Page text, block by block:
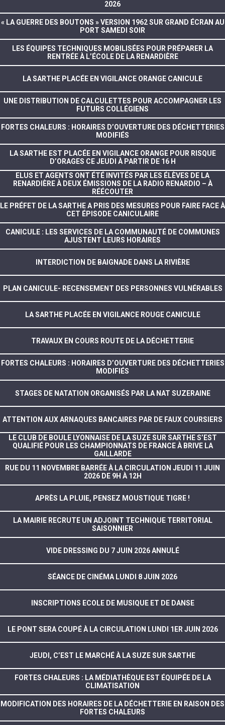
2026
« LA GUERRE DES BOUTONS » VERSION 1962 SUR GRAND ÉCRAN AU
PORT SAMEDI SOIR
LES ÉQUIPES TECHNIQUES MOBILISÉES POUR PRÉPARER LA
RENTRÉE À L’ÉCOLE DE LA RENARDIÈRE
LA SARTHE PLACÉE EN VIGILANCE ORANGE CANICULE
UNE DISTRIBUTION DE CALCULETTES POUR ACCOMPAGNER LES
FUTURS COLLÉGIENS
FORTES CHALEURS : HORAIRES D’OUVERTURE DES DÉCHETTERIES
MODIFIÉS
LA SARTHE EST PLACÉE EN VIGILANCE ORANGE POUR RISQUE
D’ORAGES CE JEUDI À PARTIR DE 16 H
ELUS ET AGENTS ONT ÉTÉ INVITÉS PAR LES ÉLÈVES DE LA
RENARDIÈRE À DEUX ÉMISSIONS DE LA RADIO RENARDIO – À
RÉÉCOUTER
LE PRÉFET DE LA SARTHE A PRIS DES MESURES POUR FAIRE FACE À
CET ÉPISODE CANICULAIRE
CANICULE : LES SERVICES DE LA COMMUNAUTÉ DE COMMUNES
AJUSTENT LEURS HORAIRES
INTERDICTION DE BAIGNADE DANS LA RIVIÈRE
PLAN CANICULE- RECENSEMENT DES PERSONNES VULNÉRABLES
LA SARTHE PLACÉE EN VIGILANCE ROUGE CANICULE
TRAVAUX EN COURS ROUTE DE LA DÉCHETTERIE
FORTES CHALEURS : HORAIRES D’OUVERTURE DES DÉCHETTERIES
MODIFIÉS
STAGES DE NATATION ORGANISÉS PAR LA NAT SUZERAINE
ATTENTION AUX ARNAQUES BANCAIRES PAR DE FAUX COURSIERS
LE CLUB DE BOULE LYONNAISE DE LA SUZE SUR SARTHE S’EST
QUALIFIÉ POUR LES CHAMPIONNATS DE FRANCE À BRIVE LA
GAILLARDE
RUE DU 11 NOVEMBRE BARRÉE À LA CIRCULATION JEUDI 11 JUIN
2026 DE 9H À 12H
APRÈS LA PLUIE, PENSEZ MOUSTIQUE TIGRE !
LA MAIRIE RECRUTE UN ADJOINT TECHNIQUE TERRITORIAL
SAISONNIER
VIDE DRESSING DU 7 JUIN 2026 ANNULÉ
SÉANCE DE CINÉMA LUNDI 8 JUIN 2026
INSCRIPTIONS ECOLE DE MUSIQUE ET DE DANSE
LE PONT SERA COUPÉ À LA CIRCULATION LUNDI 1ER JUIN 2026
JEUDI, C’EST LE MARCHÉ À LA SUZE SUR SARTHE
FORTES CHALEURS : LA MÉDIATHÈQUE EST ÉQUIPÉE DE LA
CLIMATISATION
MODIFICATION DES HORAIRES DE LA DÉCHETTERIE EN RAISON DES
FORTES CHALEURS